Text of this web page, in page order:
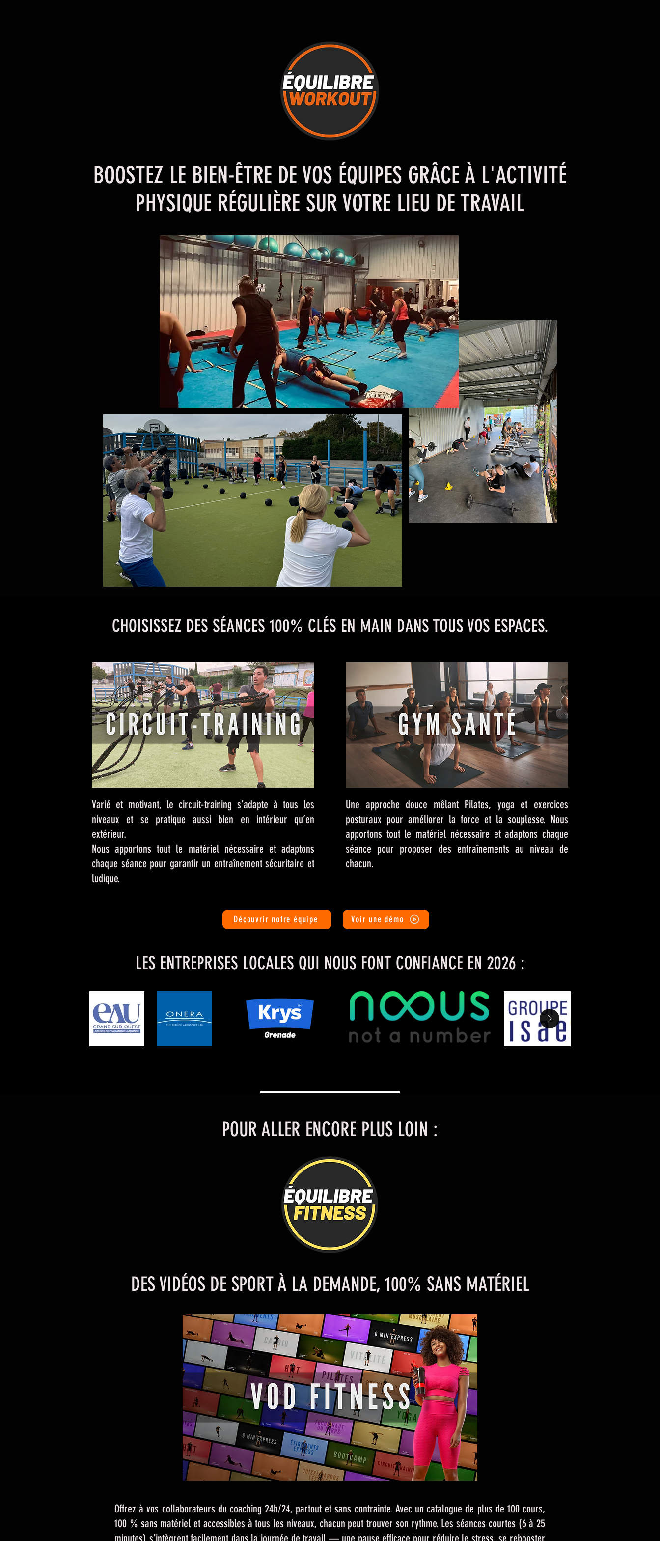
BOOSTEZ LE BIEN-ÊTRE DE VOS ÉQUIPES GRÂCE À L'ACTIVITÉ
PHYSIQUE RÉGULIÈRE SUR VOTRE LIEU DE TRAVAIL
CHOISISSEZ DES SÉANCES 100% CLÉS EN MAIN DANS TOUS VOS ESPACES.
Varié et motivant, le circuit-training s’adapte à tous les
niveaux et se pratique aussi bien en intérieur qu’en
extérieur.
Nous apportons tout le matériel nécessaire et adaptons
chaque séance pour garantir un entraînement sécuritaire et
ludique.
Découvrir notre équipe
Une approche douce mêlant Pilates, yoga et exercices
posturaux pour améliorer la force et la souplesse. Nous
apportons tout le matériel nécessaire et adaptons chaque
séance pour proposer des entraînements au niveau de
chacun.
Voir une démo
LES ENTREPRISES LOCALES QUI NOUS FONT CONFIANCE EN 2026 :
POUR ALLER ENCORE PLUS LOIN :
DES VIDÉOS DE SPORT À LA DEMANDE, 100% SANS MATÉRIEL
Offrez à vos collaborateurs du coaching 24h/24, partout et sans contrainte. Avec un catalogue de plus de 100 cours,
100 % sans matériel et accessibles à tous les niveaux, chacun peut trouver son rythme. Les séances courtes (6 à 25
minutes) s’intègrent facilement dans la journée de travail — une pause efficace pour réduire le stress, se rebooster